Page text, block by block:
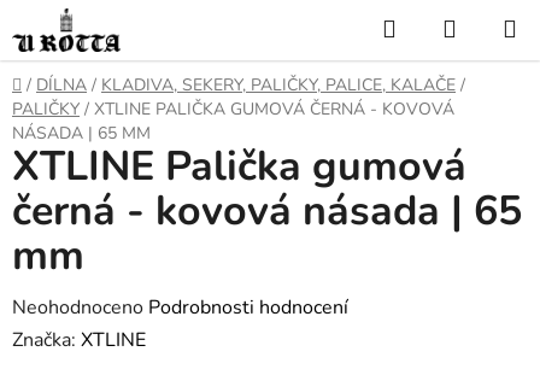
na
obsah
Hledat
KOŠÍK
DOMŮ
/ DÍLNA / KLADIVA, SEKERY, PALIČKY, PALICE, KALAČE /
PALIČKY / XTLINE PALIČKA GUMOVÁ ČERNÁ - KOVOVÁ
NÁSADA | 65 MM
XTLINE Palička gumová
černá - kovová násada | 65
mm
Průměrné
hodnocení
Neohodnoceno Podrobnosti hodnocení
Značka: XTLINE